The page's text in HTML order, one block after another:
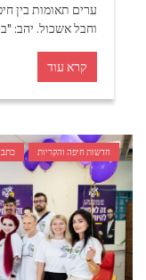
ערים תאומות בין
וחבל אשכול. יהב:
קרא עוד
חדשות חיפה והקריות